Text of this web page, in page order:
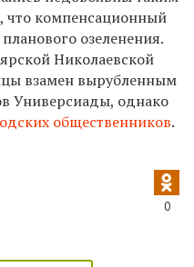
что компенсационный
озеленения.
Николаевской
взамен вырубленным
Универсиады, однако
общественников.
0